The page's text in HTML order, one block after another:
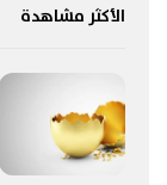
الأكثر مشاهدة